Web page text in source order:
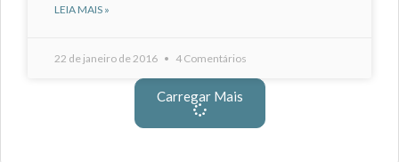
LEIA MAIS »
22 de janeiro de 2016 4 Comentários
Carregar Mais